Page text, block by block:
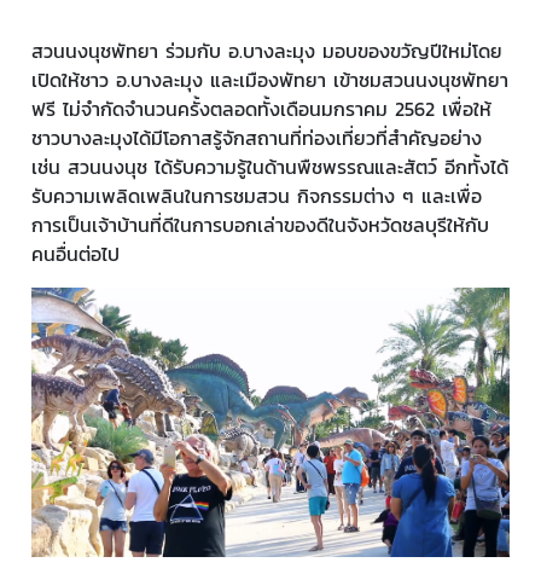
สวนนงนุชพัทยา ร่วมกับ อ.บางละมุง มอบของขวัญปีใหม่โดย
เปิดให้ชาว อ.บางละมุง และเมืองพัทยา เข้าชมสวนนงนุชพัทยา
ฟรี ไม่จำกัดจำนวนครั้งตลอดทั้งเดือนมกราคม 2562 เพื่อให้
ชาวบางละมุงได้มีโอกาสรู้จักสถานที่ท่องเที่ยวที่สำคัญอย่าง
เช่น สวนนงนุช ได้รับความรู้ในด้านพืชพรรณและสัตว์ อีกทั้งได้
รับความเพลิดเพลินในการชมสวน กิจกรรมต่าง ๆ และเพื่อ
การเป็นเจ้าบ้านที่ดีในการบอกเล่าของดีในจังหวัดชลบุรีให้กับ
คนอื่นต่อไป